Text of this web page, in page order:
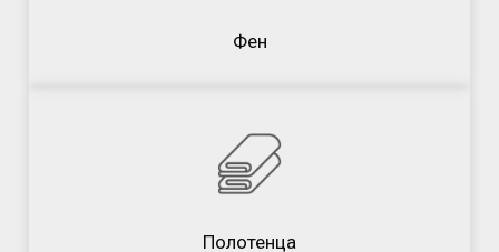
Фен
Полотенца